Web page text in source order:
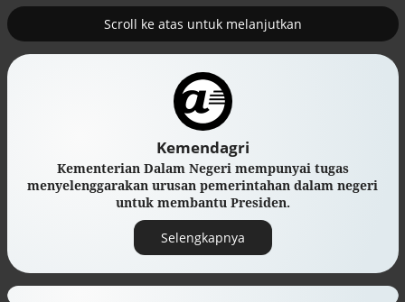
Scroll ke atas untuk melanjutkan
Kemendagri
Kementerian Dalam Negeri mempunyai tugas
menyelenggarakan urusan pemerintahan dalam negeri
untuk membantu Presiden.
Selengkapnya
Tambahan TKD menggerakkan 42
kegiatan di Lhokseumawe